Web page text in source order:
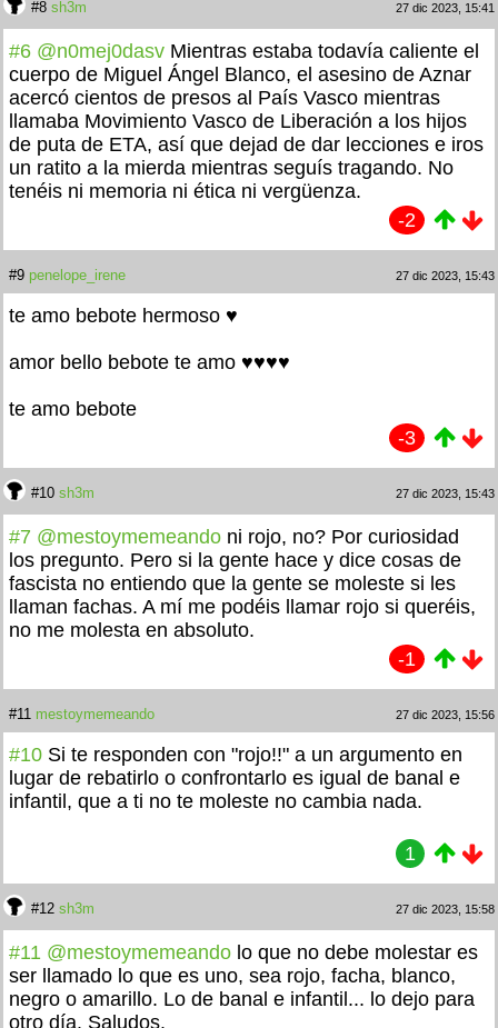
#8 sh3m 27 dic 2023, 15:41
#6 @n0mej0dasv Mientras estaba todavía caliente el
cuerpo de Miguel Ángel Blanco, el asesino de Aznar
acercó cientos de presos al País Vasco mientras
llamaba Movimiento Vasco de Liberación a los hijos
de puta de ETA, así que dejad de dar lecciones e iros
un ratito a la mierda mientras seguís tragando. No
tenéis ni memoria ni ética ni vergüenza.
-2
#9 penelope_irene 27 dic 2023, 15:43
te amo bebote hermoso ♥
amor bello bebote te amo ♥♥♥♥
te amo bebote
-3
#10 sh3m 27 dic 2023, 15:43
#7 @mestoymemeando ni rojo, no? Por curiosidad
los pregunto. Pero si la gente hace y dice cosas de
fascista no entiendo que la gente se moleste si les
llaman fachas. A mí me podéis llamar rojo si queréis,
no me molesta en absoluto.
-1
#11 mestoymemeando 27 dic 2023, 15:56
#10 Si te responden con "rojo!!" a un argumento en
lugar de rebatirlo o confrontarlo es igual de banal e
infantil, que a ti no te moleste no cambia nada.
1
#12 sh3m 27 dic 2023, 15:58
#11 @mestoymemeando lo que no debe molestar es
ser llamado lo que es uno, sea rojo, facha, blanco,
negro o amarillo. Lo de banal e infantil... lo dejo para
otro día. Saludos.